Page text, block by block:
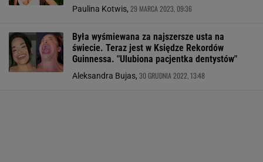
Paulina Kotwis, 29 MARCA 2023, 09:36
Była wyśmiewana za najszersze usta na
świecie. Teraz jest w Księdze Rekordów
Guinnessa. "Ulubiona pacjentka dentystów"
Aleksandra Bujas, 30 GRUDNIA 2022, 13:48